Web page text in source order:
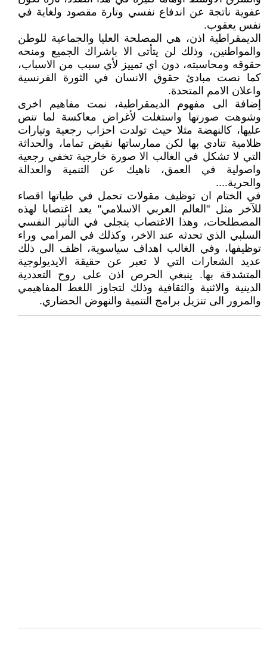
عفوية ناتجة عن اندفاع نفسي وتارة مقصود ولغاية في
نفس يعقوب.
الديمقراطية اذن، هي المصلحة العليا والجماعية للوطن
والمواطنين، وذلك لن يتأتى الا باشراك الجميع ومنحه
حقوقه ومحاسبته، دون اي تمييز لأي سبب من الاسباب،
كما نصت مبادئ حقوق الانسان في الثورة الفرنسية
واعلان الامم المتحدة.
إضافة الى مفهوم الديمقراطية، نمت مفاهيم اخرى
وشوهت صورتها واستغلت لأغراض معاكسة لما تنص
عليها، كالنهضة مثلا حيث تولدت احزاب رجعية وتيارات
ظلامية تنادي بها لكن ممارساتها نقيض تماما، والحداثة
التي لا تشكل في الغالب الا صورة خارجية تخفي رجعية
واصولية في العمق، ناهيك عن التنمية والعدالة
والحرية....
في الختام ان توظيف مقولات تحمل في طياتها اقصاء
للآخر مثل "العالم العربي الاسلامي" يعد اغتصابا لهذه
المصطلحات، وهذا الاغتصاب يتجلى في التأثير النفسي
السلبي الذي تحدثه عند الاخر، وكذلك في المرامي وراء
توظيفها، وفي الغالب اهداف سياسوية، اظف الى ذلك
عديد الشعارات التي لا تعبر عن حقيقة الايديولوجية
المتشدقة بها. ينبغي الحرص اذن على روح التعددية
الدينية والاثنية والثقافية وذلك لتجاوز اللغط المفاهيمي
والمرور الى تنزيل برامج التنمية والنهوض الحضاري.